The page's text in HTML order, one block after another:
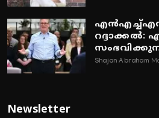
എൻഎച്ച്എസ്
റദ്ദാക്കൽ:
Shajan Abraham
Newsletter